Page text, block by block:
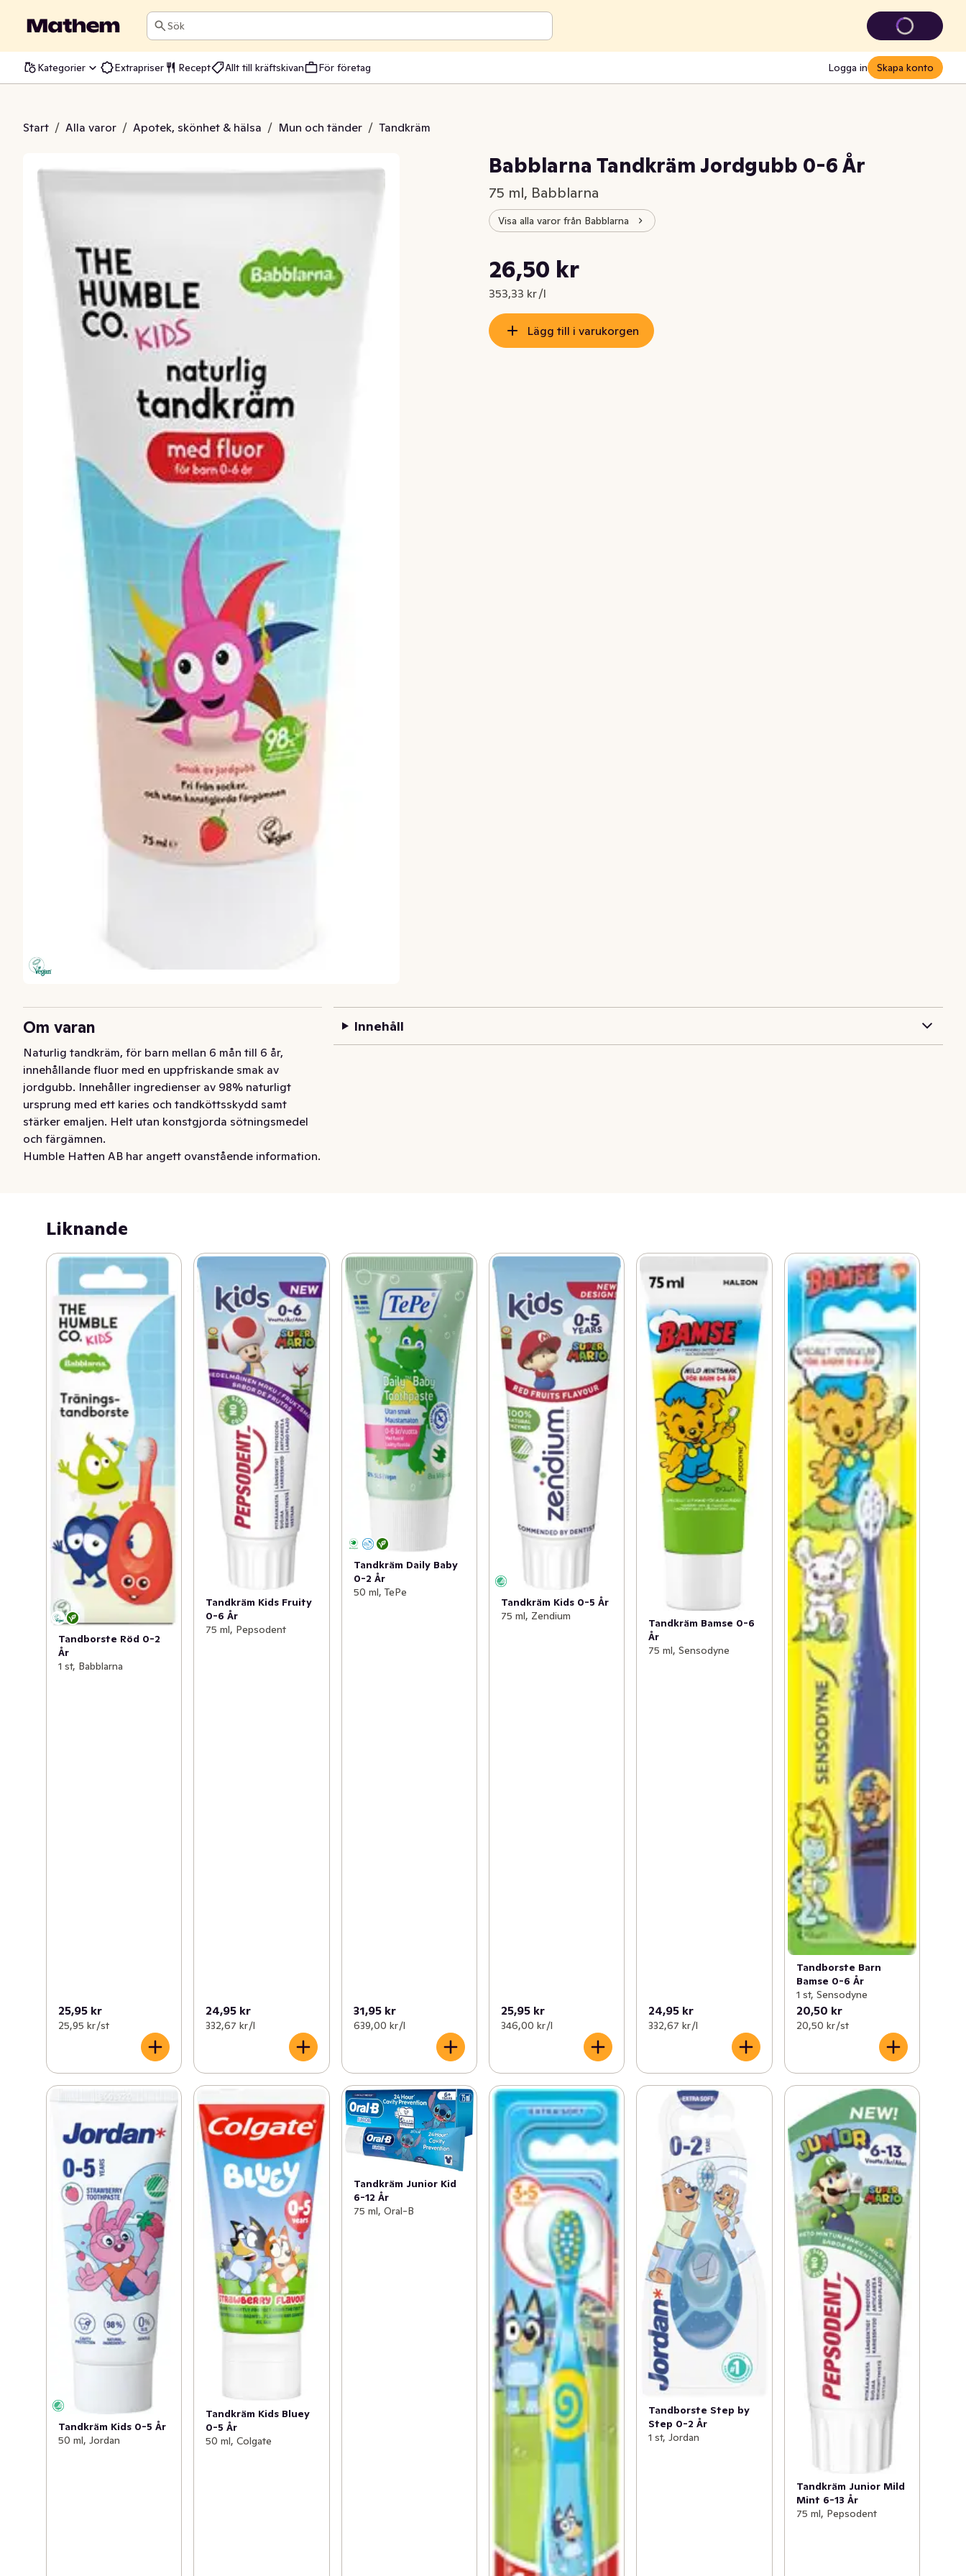
Sök
Kategorier Extrapriser Recept Allt till kräftskivan För företag Logga in Skapa konto
Start / Alla varor / Apotek, skönhet & hälsa / Mun och tänder / Tandkräm
Jordgubb 0-6 År
Babblarna Tandkräm Jordgubb 0-6 År
75 ml, Babblarna
Visa alla varor från Babblarna
Nuvarande pris är: 26,50 kr
26,50 kr
353,33 kr /l
Styckpris: 353,33 kr /l
Lägg till i varukorgen
Om varan
Naturlig tandkräm, för barn mellan 6 mån till 6 år,
innehållande fluor med en uppfriskande smak av
jordgubb. Innehåller ingredienser av 98% naturligt
ursprung med ett karies och tandköttsskydd samt
stärker emaljen. Helt utan konstgjorda sötningsmedel
och färgämnen.
Humble Hatten AB har angett ovanstående information.
Innehåll
Liknande
Tandborste Röd 0-2
År
1 st, Babblarna
25,95 kr
25,95 kr /st
Tandkräm Kids Fruity
0-6 År
75 ml, Pepsodent
24,95 kr
332,67 kr /l
Tandkräm Daily Baby
0-2 År
50 ml, TePe
31,95 kr
639,00 kr /l
Tandkräm Kids 0-5 År
75 ml, Zendium
25,95 kr
346,00 kr /l
Tandkräm Bamse 0-6
År
75 ml, Sensodyne
24,95 kr
332,67 kr /l
Tandborste Barn
Bamse 0-6 År
1 st, Sensodyne
20,50 kr
20,50 kr /st
Tandkräm Kids 0-5 År
50 ml, Jordan
Tandkräm Kids Bluey
0-5 År
50 ml, Colgate
Tandkräm Junior Kid
6-12 År
75 ml, Oral-B
Tandborste Step by
Step 0-2 År
1 st, Jordan
Tandkräm Junior Mild
Mint 6-13 År
75 ml, Pepsodent